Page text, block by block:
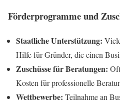
Förderprogramme und
Staatliche Unterstützung:
Hilfe für Gründer, die einen
Zuschüsse für Beratungen:
Kosten für professionelle
Wettbewerbe: Teilnahme an